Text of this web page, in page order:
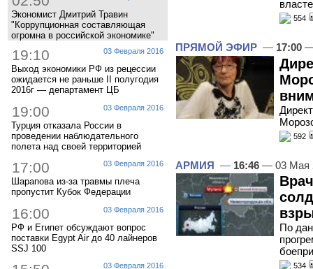
Экономист Дмитрий Травин
"Коррупционная составляющая
огромна в российской экономике"
03 Февраля 2016
19:10
Выход экономики РФ из рецессии
ожидается не раньше II полугодия
2016г — департамент ЦБ
03 Февраля 2016
19:00
Турция отказала России в
проведении наблюдательного
полета над своей территорией
03 Февраля 2016
17:00
Шарапова из-за травмы плеча
пропустит Кубок Федерации
03 Февраля 2016
16:00
РФ и Египет обсуждают вопрос
поставки Egypt Air до 40 лайнеров
SSJ 100
03 Февраля 2016
554
ПРЯМОЙ ЭФИР — 17:00
592
АРМИЯ — 16:46 — 03 Мая
По
534